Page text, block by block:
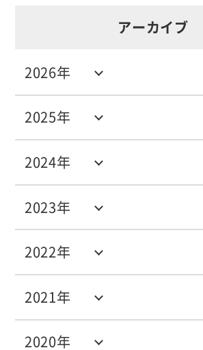
アーカイブ
2020年
2021年
2022年
2023年
2024年
2025年
2026年